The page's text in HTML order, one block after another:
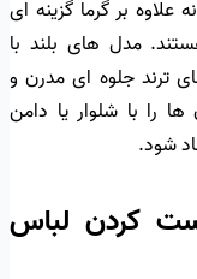
بر گرما گزینه ای
مدل های بلند با
ترند جلوه ای مدرن و
را با شلوار یا دامن
شود.
کردن لباس